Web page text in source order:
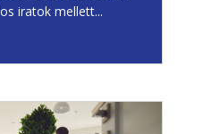
iratok mellett...